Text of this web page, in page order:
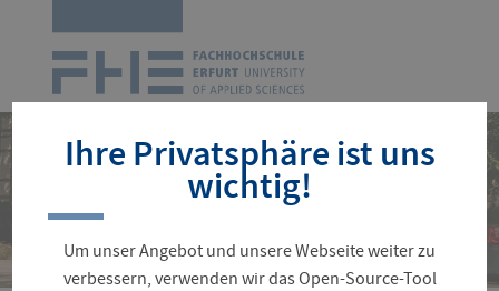
Navigation
überspringenIhre Privatsphäre ist uns
wichtig!
Um unser Angebot und unsere Webseite weiter zu
verbessern, verwenden wir das Open-Source-Tool